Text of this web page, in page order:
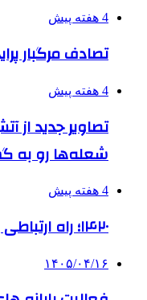
4 هفته پیش
تصادف مرگبار
4 هفته پیش
تصاویر جدید از
شعله‌ها رو به
4 هفته پیش
۱۴۲۰؛ راه ارتباطی بیمه شدگان تأمین‌اجتماعی
۱۴۰۵/۰۴/۱۶